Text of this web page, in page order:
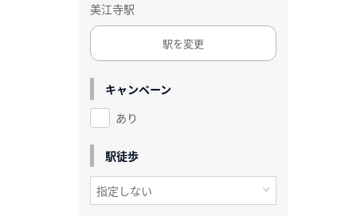
美江寺駅
駅を変更
キャンペーン
あり
駅徒歩